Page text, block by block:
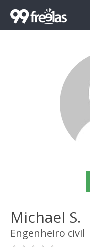
Michael S.
Engenheiro civil